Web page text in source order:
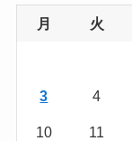
月 火
3 4
10 11